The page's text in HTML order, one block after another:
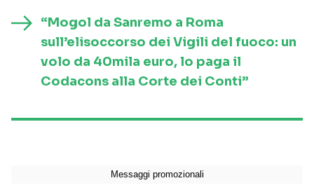
“Mogol da Sanremo a Roma
sull’elisoccorso dei Vigili del fuoco: un
volo da 40mila euro, lo paga il
Codacons alla Corte dei Conti”